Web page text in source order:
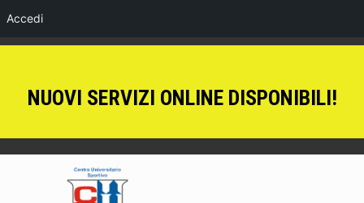
Accedi
NUOVI SERVIZI ONLINE DISPONIBILI!